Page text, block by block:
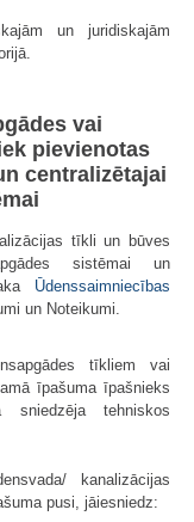
un juridiskajām
vai
pievienotas
centralizētajai
tīkli un būves
sistēmai un
Ūdenssaimniecības
un Noteikumi.
tīkliem vai
īpašuma īpašnieks
tehniskos
kanalizācijas
pusi, jāiesniedz: